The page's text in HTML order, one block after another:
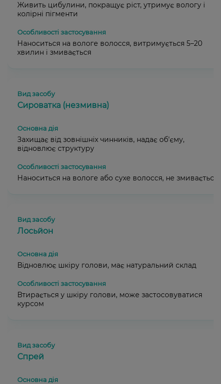
Живить цибулини, покращує ріст, утримує вологу і
колірні пігменти
Наноситься на вологе волосся, витримується 5–20
хвилин і змивається
Сироватка (незмивна)
Захищає від зовнішніх чинників, надає об'єму,
відновлює структуру
Наноситься на вологе або сухе волосся, не змивається
Лосьйон
Відновлює шкіру голови, має натуральний склад
Втирається у шкіру голови, може застосовуватися
курсом
Спрей